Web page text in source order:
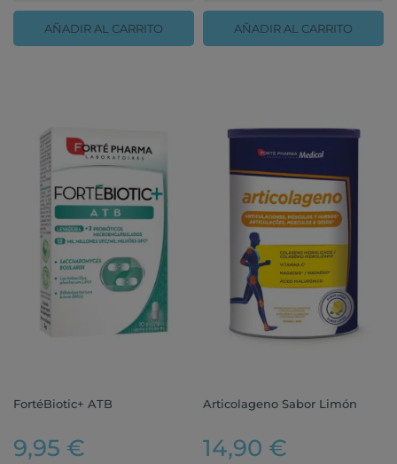
AÑADIR AL CARRITO AÑADIR AL CARRITO
FortéBiotic+ ATB
9,95 €
Articolageno Sabor Limón
14,90 €